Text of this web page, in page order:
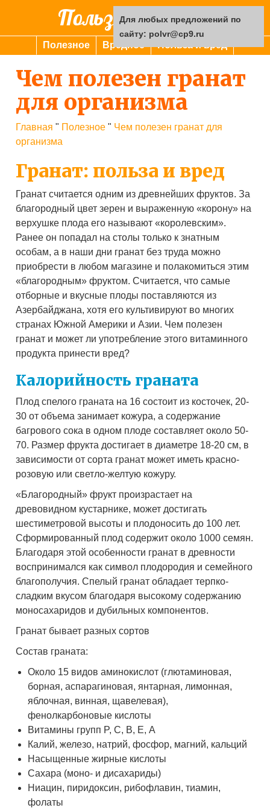
Польза или вред
Полезное Вредное Польза и вред
Чем полезен гранат
для организма
Главная " Полезное " Чем полезен гранат для
организма
Гранат: польза и вред
Гранат считается одним из древнейших фруктов. За
благородный цвет зерен и выраженную «корону» на
верхушке плода его называют «королевским».
Ранее он попадал на столы только к знатным
особам, а в наши дни гранат без труда можно
приобрести в любом магазине и полакомиться этим
«благородным» фруктом. Считается, что самые
отборные и вкусные плоды поставляются из
Азербайджана, хотя его культивируют во многих
странах Южной Америки и Азии. Чем полезен
гранат и может ли употребление этого витаминного
продукта принести вред?
Калорийность граната
Плод спелого граната на 16 состоит из косточек, 20-
30 от объема занимает кожура, а содержание
багрового сока в одном плоде составляет около 50-
70. Размер фрукта достигает в диаметре 18-20 см, в
зависимости от сорта гранат может иметь красно-
розовую или светло-желтую кожуру.
«Благородный» фрукт произрастает на
древовидном кустарнике, может достигать
шестиметровой высоты и плодоносить до 100 лет.
Сформированный плод содержит около 1000 семян.
Благодаря этой особенности гранат в древности
воспринимался как символ плодородия и семейного
благополучия. Спелый гранат обладает терпко-
сладким вкусом благодаря высокому содержанию
моносахаридов и дубильных компонентов.
Гранат бывает разных сортов
Состав граната:
Около 15 видов аминокислот (глютаминовая,
борная, аспарагиновая, янтарная, лимонная,
яблочная, винная, щавелевая),
фенолкарбоновые кислоты
Витамины групп P, C, B, Е, А
Калий, железо, натрий, фосфор, магний, кальций
Насыщенные жирные кислоты
Сахара (моно- и дисахариды)
Ниацин, пиридоксин, рибофлавин, тиамин,
фолаты
Для любых предложений по
сайту: polvr@cp9.ru